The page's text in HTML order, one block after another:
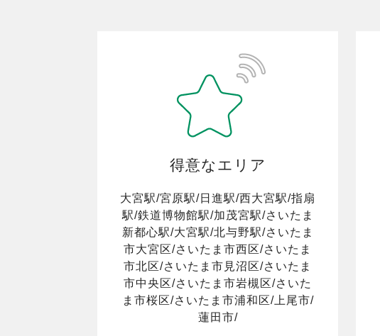
得意なエリア
大宮駅/宮原駅/日進駅/西大宮駅/指扇
駅/鉄道博物館駅/加茂宮駅/さいたま
新都心駅/大宮駅/北与野駅/さいたま
市大宮区/さいたま市西区/さいたま
市北区/さいたま市見沼区/さいたま
市中央区/さいたま市岩槻区/さいた
ま市桜区/さいたま市浦和区/上尾市/
蓮田市/